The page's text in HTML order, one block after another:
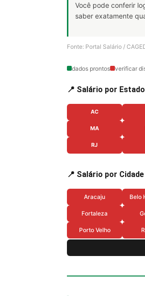
Você pode conferir
saber exatamente
Fonte: Portal Salário /
dados prontos verificar
📍 Salário por Estado
AC
MA
RJ
📍 Salário por Cidade
Aracaju Belo
Fortaleza
Porto Velho